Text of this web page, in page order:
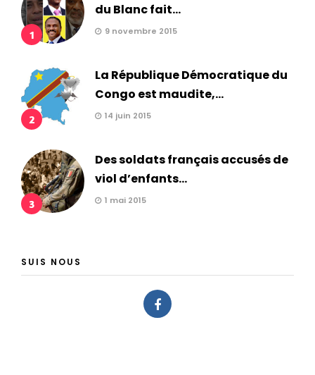
1
du Blanc fait...
9 novembre 2015
2
La République Démocratique du
Congo est maudite,...
14 juin 2015
3
Des soldats français accusés de
viol d’enfants...
1 mai 2015
SUIS NOUS